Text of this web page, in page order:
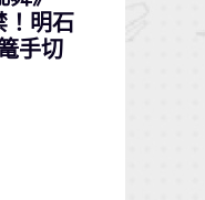
！明石
手切